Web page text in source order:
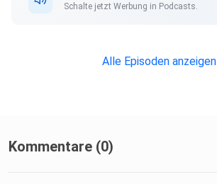
Schalte jetzt Werbung in Podcasts.
Alle Episoden anzeigen
Kommentare (0)